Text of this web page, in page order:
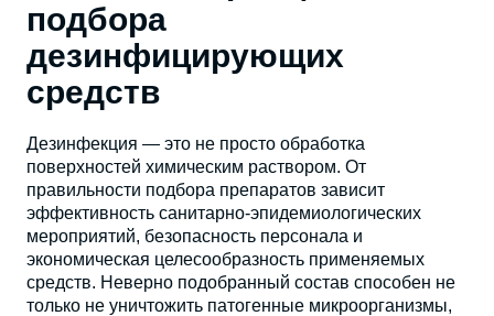
подбора
дезинфицирующих
средств
Дезинфекция — это не просто обработка
поверхностей химическим раствором. От
правильности подбора препаратов зависит
эффективность санитарно-эпидемиологических
мероприятий, безопасность персонала и
экономическая целесообразность применяемых
средств. Неверно подобранный состав способен не
только не уничтожить патогенные микроорганизмы,